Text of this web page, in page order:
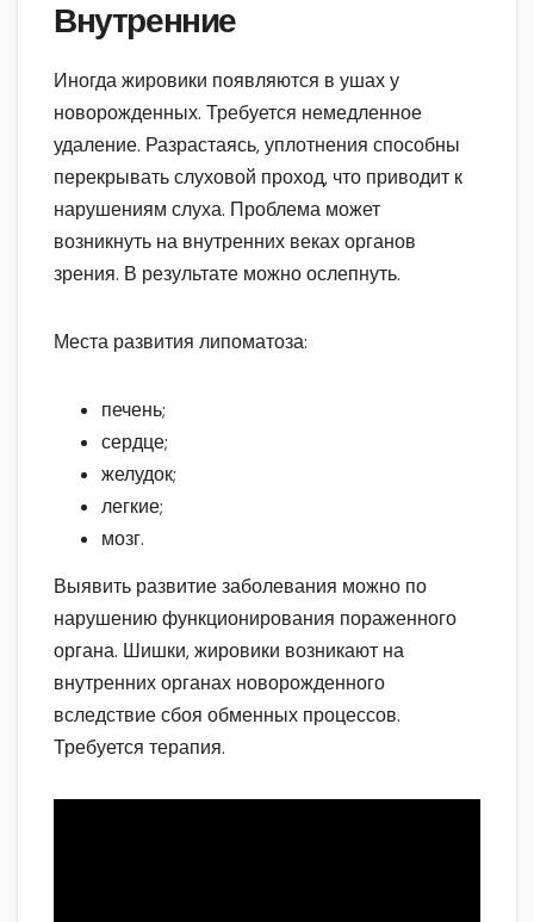
Внутренние
Иногда жировики появляются в ушах у
новорожденных. Требуется немедленное
удаление. Разрастаясь, уплотнения способны
перекрывать слуховой проход, что приводит к
нарушениям слуха. Проблема может
возникнуть на внутренних веках органов
зрения. В результате можно ослепнуть.
Места развития липоматоза:
печень;
сердце;
желудок;
легкие;
мозг.
Выявить развитие заболевания можно по
нарушению функционирования пораженного
органа. Шишки, жировики возникают на
внутренних органах новорожденного
вследствие сбоя обменных процессов.
Требуется терапия.